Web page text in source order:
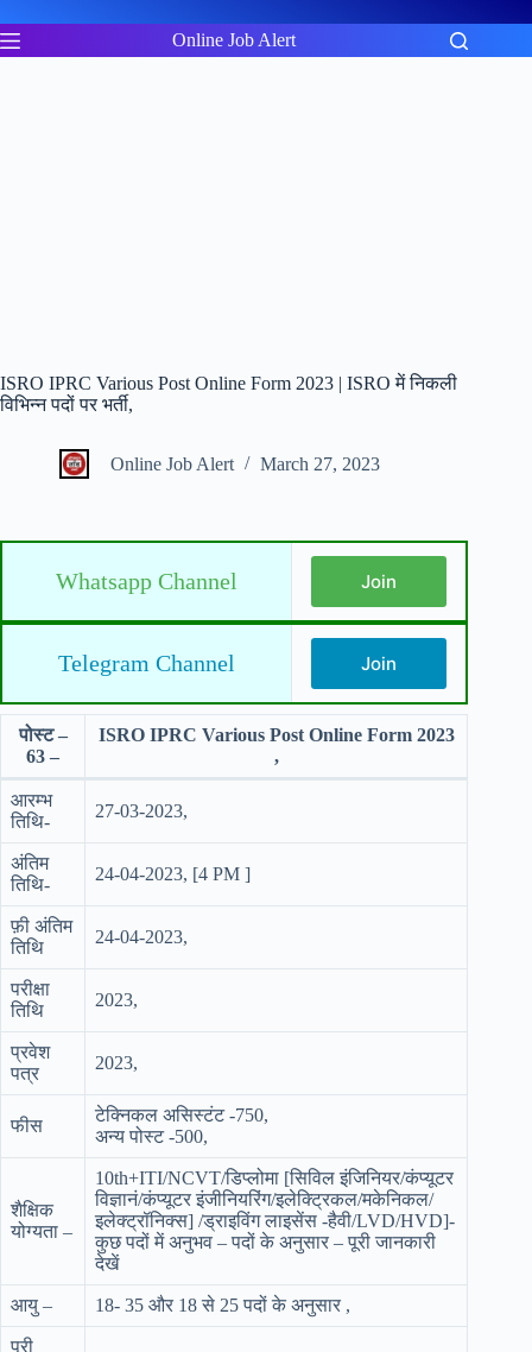
to
content
Online Job Alert
ISRO IPRC Various Post Online Form 2023 | ISRO में निकली
विभिन्न पदों पर भर्ती,
Online Job Alert March 27, 2023
Whatsapp Channel Join
Telegram Channel Join
पोस्ट –
63 –
ISRO IPRC Various Post Online Form 2023
,
आरम्भ
तिथि-
27-03-2023,
अंतिम
तिथि-
24-04-2023, [4 PM ]
फ़ी अंतिम
तिथि
24-04-2023,
परीक्षा
तिथि
2023,
प्रवेश
पत्र
2023,
फीस
टेक्निकल असिस्टंट -750,
अन्य पोस्ट -500,
शैक्षिक
योग्यता –
10th+ITI/NCVT/डिप्लोमा [सिविल इंजिनियर/कंप्यूटर
विज्ञानं/कंप्यूटर इंजीनियरिंग/इलेक्ट्रिकल/मकेनिकल/
इलेक्ट्रॉनिक्स] /ड्राइविंग लाइसेंस -हैवी/LVD/HVD]-
कुछ पदों में अनुभव – पदों के अनुसार – पूरी जानकारी
देखें
आयु – 18- 35 और 18 से 25 पदों के अनुसार ,
पूरी